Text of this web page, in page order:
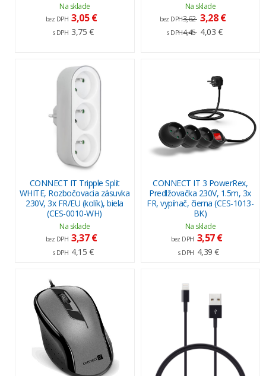
Na sklade
bez DPH 3,05 €
s DPH 3,75 €
Na sklade
bez DPH3,62 3,28 €
s DPH4,45 4,03 €
CONNECT IT Tripple Split
WHITE, Rozbočovacia zásuvka
230V, 3x FR/EU (kolík), biela
(CES-0010-WH)
Na sklade
bez DPH 3,37 €
s DPH 4,15 €
CONNECT IT 3 PowerRex,
Predlžovačka 230V, 1.5m, 3x
FR, vypínač, čierna (CES-1013-
BK)
Na sklade
bez DPH 3,57 €
s DPH 4,39 €